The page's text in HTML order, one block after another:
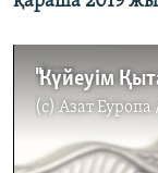
"Күйеуім
(c) Азат
No